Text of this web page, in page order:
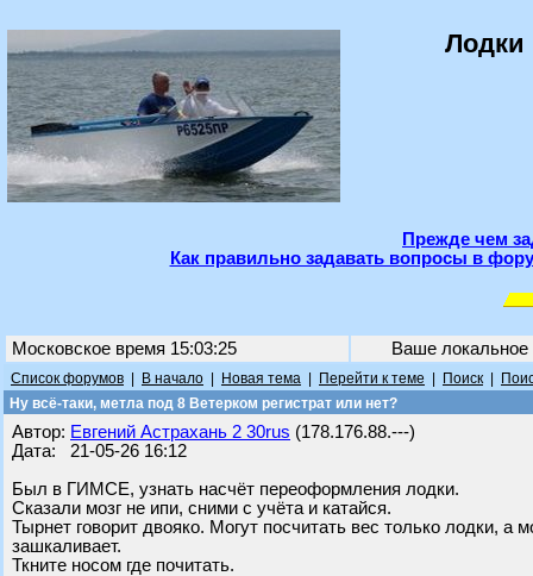
Лодки
Прежде чем
Как правильно задавать вопросы в
Московское время 15:03:25 Ваше
Список форумов В начало Новая тема Перейти к теме Поиск
Ну всё-таки, метла под 8 Ветерком регистрат или нет?
Автор: Евгений Астрахань 2 30rus (178.176.88.---)
Дата: 21-05-26 16:12
Был в ГИМСЕ, узнать насчёт переоформления лодки.
Сказали мозг не ипи, сними с учёта и катайся.
Тырнет говорит двояко. Могут посчитать вес только лодки, а
зашкаливает.
Ткните носом где почитать.